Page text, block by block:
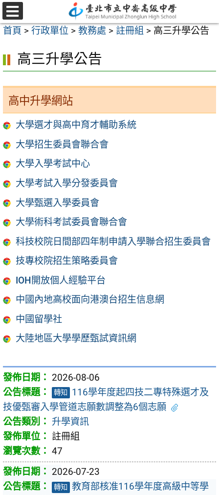
跳
至
主
內
選
單
首頁 > 行政單位 > 教務處 > 註冊組 > 高三升學公告
高三升學公告
高中升學網站
大學選才與高中育才輔助系統
大學招生委員會聯合會
大學入學考試中心
大學考試入學分發委員會
大學甄選入學委員會
大學術科考試委員會聯合會
科技校院日間部四年制申請入學聯合招生委員會
技專校院招生策略委員會
IOH開放個人經驗平台
中國內地高校面向港澳台招生信息網
中國留學社
大陸地區大學學歷甄試資訊網
2026-08-06
轉知
116學年度起四技二專特殊選才及
技優甄審入學管道志願數調整為6個志願
升學資訊
註冊組
47
2026-07-23
轉知
教育部核准116學年度高級中等學